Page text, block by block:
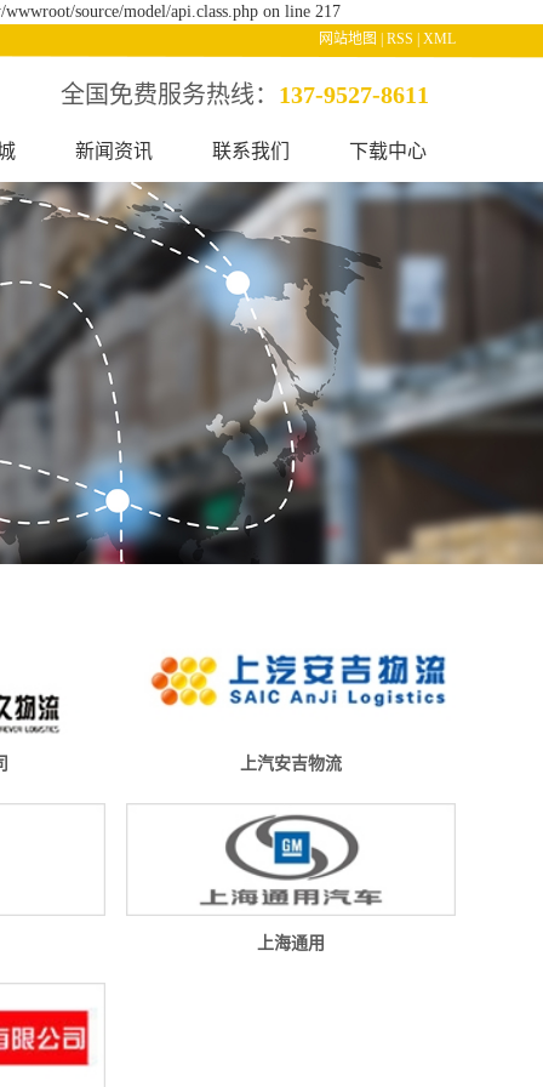
source/model/api.class.php on line 217
网站地图 RSS XML
全国免费服务热线： 137-9527-8611
新闻资讯 联系我们 下载中心
上汽安吉物流
上海通用